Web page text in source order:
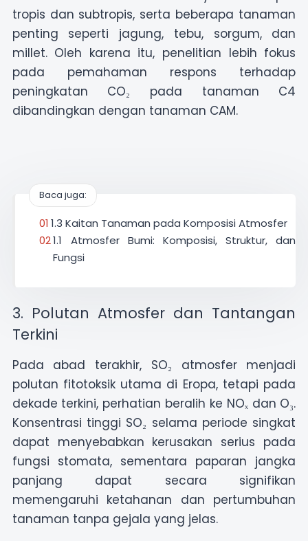
tropis dan subtropis, serta beberapa tanaman
penting seperti jagung, tebu, sorgum, dan
millet. Oleh karena itu, penelitian lebih fokus
pada pemahaman respons terhadap
peningkatan CO₂ pada tanaman C4
dibandingkan dengan tanaman CAM.
Baca juga:
1.3 Kaitan Tanaman pada Komposisi Atmosfer
1.1 Atmosfer Bumi: Komposisi, Struktur, dan
Fungsi
3. Polutan Atmosfer dan Tantangan
Terkini
Pada abad terakhir, SO₂ atmosfer menjadi
polutan fitotoksik utama di Eropa, tetapi pada
dekade terkini, perhatian beralih ke NOₓ dan O₃.
Konsentrasi tinggi SO₂ selama periode singkat
dapat menyebabkan kerusakan serius pada
fungsi stomata, sementara paparan jangka
panjang dapat secara signifikan
memengaruhi ketahanan dan pertumbuhan
tanaman tanpa gejala yang jelas.